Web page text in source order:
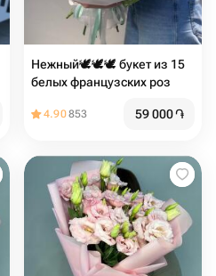
Нежный🕊️🕊️🕊️ букет из 15
белых французских роз
4.90853 59 000֏